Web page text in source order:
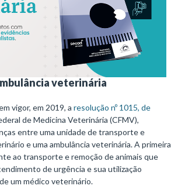
veterinária
vigor, em 2019, a resolução nº 1015, de
de Medicina Veterinária (CFMV),
entre uma unidade de transporte e
e uma ambulância veterinária. A primeira
ao transporte e remoção de animais que
de urgência e sua utilização
um médico veterinário.